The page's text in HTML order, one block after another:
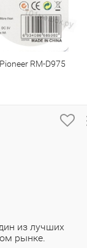
RM-D975
из лучших
рынке.